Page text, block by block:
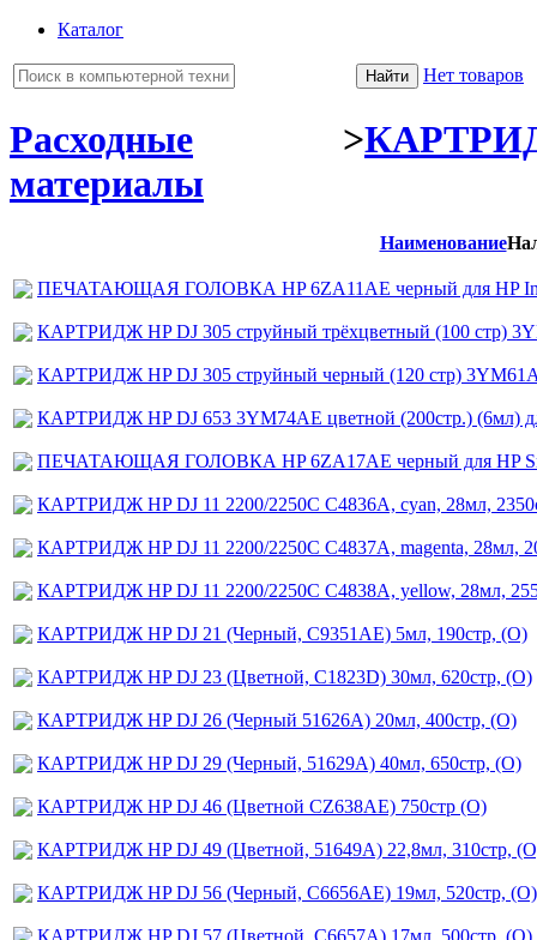
Каталог
Нет товаров
Расходные
материалы
>
Наименование
ПЕЧАТАЮЩАЯ ГОЛОВКА HP 6ZA11AE черный для HP
КАРТРИДЖ HP DJ 305 струйный трёхцветный (100 стр)
КАРТРИДЖ HP DJ 305 струйный черный (120 стр)
КАРТРИДЖ HP DJ 653 3YM74AE цветной (200стр.) (6мл)
ПЕЧАТАЮЩАЯ ГОЛОВКА HP 6ZA17AE черный для HP
КАРТРИДЖ HP DJ 11 2200/2250С С4836А, cyan, 28мл,
КАРТРИДЖ HP DJ 11 2200/2250С С4837А, magenta, 28мл,
КАРТРИДЖ HP DJ 11 2200/2250С С4838А, yellow, 28мл,
КАРТРИДЖ HP DJ 21 (Черный, С9351АE) 5мл, 190стр, (O)
КАРТРИДЖ HP DJ 23 (Цветной, C1823D) 30мл, 620стр, (О)
КАРТРИДЖ HP DJ 26 (Черный 51626А) 20мл, 400стр, (O)
КАРТРИДЖ HP DJ 29 (Черный, 51629A) 40мл, 650стр, (О)
КАРТРИДЖ HP DJ 46 (Цветной CZ638AE) 750стр (О)
КАРТРИДЖ HP DJ 49 (Цветной, 51649A) 22,8мл, 310стр,
КАРТРИДЖ HP DJ 56 (Черный, С6656АЕ) 19мл, 520стр, (O)
КАРТРИДЖ HP DJ 57 (Цветной, C6657A) 17мл, 500стр, (O)